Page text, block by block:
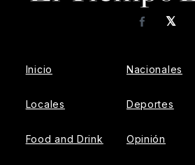
𝕏
Facebook
Inicio
Locales
Food and Drink
Nacionales
Deportes
Opinión